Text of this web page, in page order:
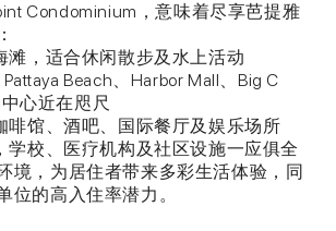
Condominium，意味着尽享芭提雅
滩，适合休闲散步及水上活动
Pattaya Beach、Harbor Mall、Big C
心近在咫尺
啡馆、酒吧、国际餐厅及娱乐场所
学校、医疗机构及社区设施一应俱全
境，为居住者带来多彩生活体验，同
位的高入住率潜力。